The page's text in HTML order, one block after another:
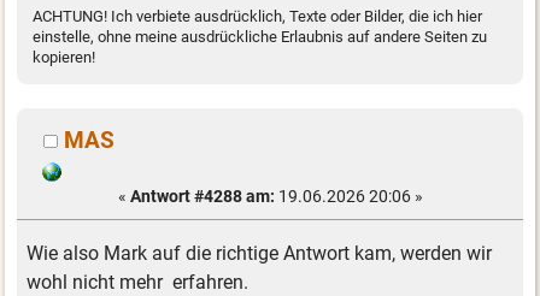
ACHTUNG! Ich verbiete ausdrücklich, Texte oder Bilder, die ich hier
einstelle, ohne meine ausdrückliche Erlaubnis auf andere Seiten zu
kopieren!
MAS
« Antwort #4288 am: 19.06.2026 20:06 »
Wie also Mark auf die richtige Antwort kam, werden wir
wohl nicht mehr erfahren.